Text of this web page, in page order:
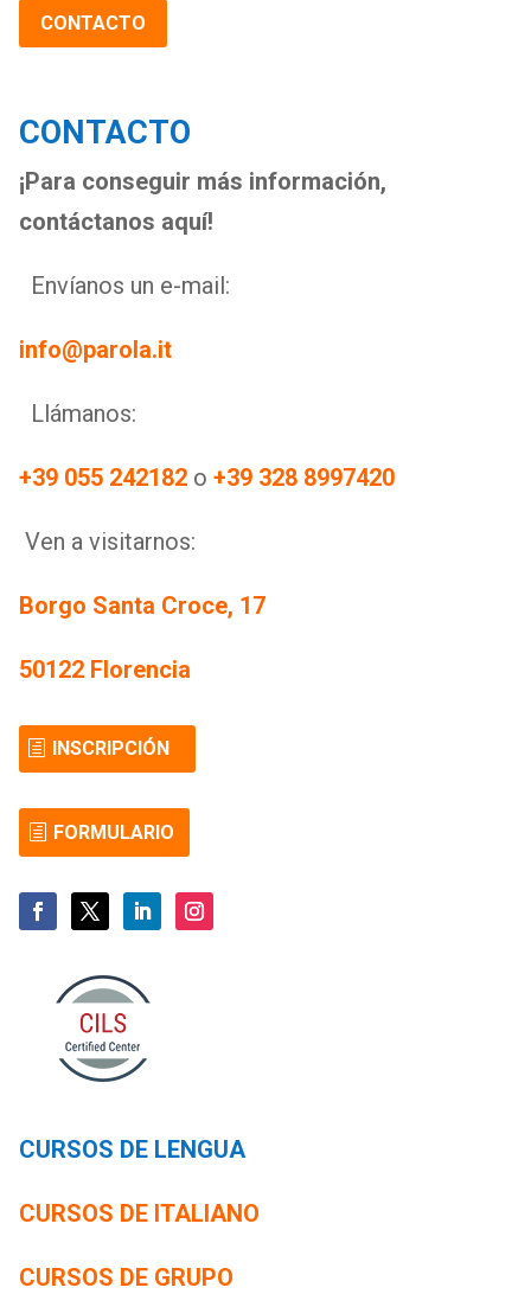
CONTACTO
CONTACTO
¡Para conseguir más información,
contáctanos aquí!
Envíanos un e-mail:
info@parola.it
Llámanos:
+39 055 242182o +39 328 8997420
Ven a visitarnos:
Borgo Santa Croce, 17
50122 Florencia
INSCRIPCIÓN
FORMULARIO
CURSOS DE LENGUA
CURSOS DE ITALIANO
CURSOS DE GRUPO